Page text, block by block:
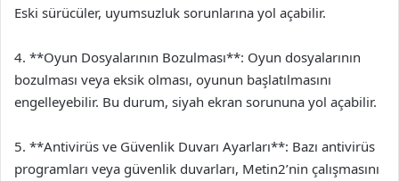
Eski sürücüler, uyumsuzluk sorunlarına yol açabilir.
4. **Oyun Dosyalarının Bozulması**: Oyun dosyalarının
bozulması veya eksik olması, oyunun başlatılmasını
engelleyebilir. Bu durum, siyah ekran sorununa yol açabilir.
5. **Antivirüs ve Güvenlik Duvarı Ayarları**: Bazı antivirüs
programları veya güvenlik duvarları, Metin2’nin çalışmasını